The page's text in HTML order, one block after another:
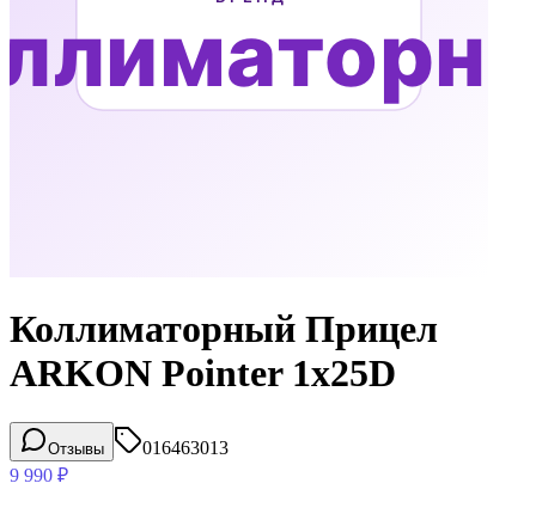
Коллиматорный Прицел
ARKON Pointer 1x25D
Отзывы
016463013
9 990 ₽